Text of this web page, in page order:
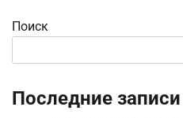
Поиск
Последние записи